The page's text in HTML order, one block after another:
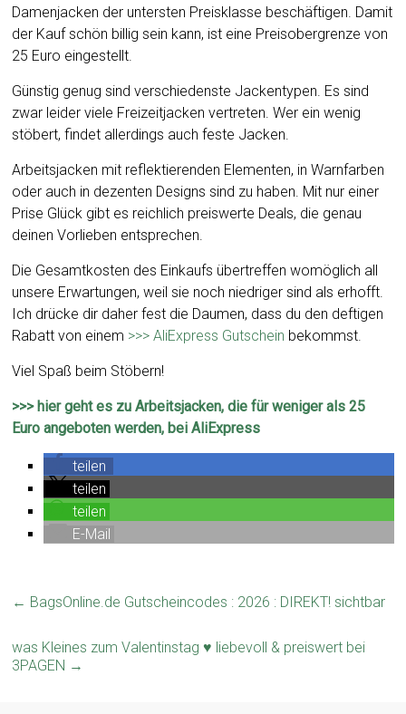
Damenjacken der untersten Preisklasse beschäftigen. Damit
der Kauf schön billig sein kann, ist eine Preisobergrenze von
25 Euro eingestellt.
Günstig genug sind verschiedenste Jackentypen. Es sind
zwar leider viele Freizeitjacken vertreten. Wer ein wenig
stöbert, findet allerdings auch feste Jacken.
Arbeitsjacken mit reflektierenden Elementen, in Warnfarben
oder auch in dezenten Designs sind zu haben. Mit nur einer
Prise Glück gibt es reichlich preiswerte Deals, die genau
deinen Vorlieben entsprechen.
Die Gesamtkosten des Einkaufs übertreffen womöglich all
unsere Erwartungen, weil sie noch niedriger sind als erhofft.
Ich drücke dir daher fest die Daumen, dass du den deftigen
Rabatt von einem >>> AliExpress Gutschein bekommst.
Viel Spaß beim Stöbern!
>>> hier geht es zu Arbeitsjacken, die für weniger als 25
Euro angeboten werden, bei AliExpress
teilen
teilen
teilen
E-Mail
← BagsOnline.de Gutscheincodes : 2026 : DIREKT! sichtbar
was Kleines zum Valentinstag ♥ liebevoll & preiswert bei
3PAGEN →